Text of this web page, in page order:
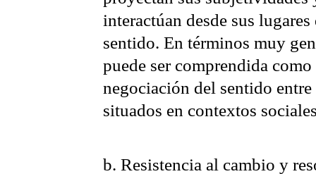
interactúan desde sus
sentido. En términos muy
puede ser comprendida
negociación del sentido
situados en contextos
b. Resistencia al cambio y